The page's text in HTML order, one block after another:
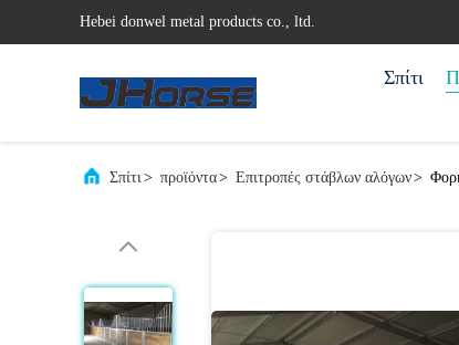
Hebei donwel metal products co., ltd.
Σπίτι
Σπίτι> προϊόντα> Επιτροπές στάβλων αλόγων>